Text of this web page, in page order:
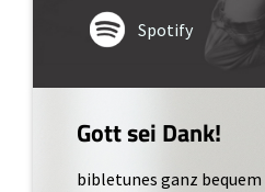
Spotify
Gott sei Dank!
bibletunes ganz bequem